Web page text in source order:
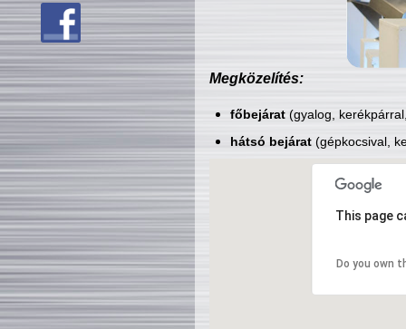
Megközelítés:
főbejárat(gyalog,
hátsó bejárat(gépkocsival,
This page
Do you own